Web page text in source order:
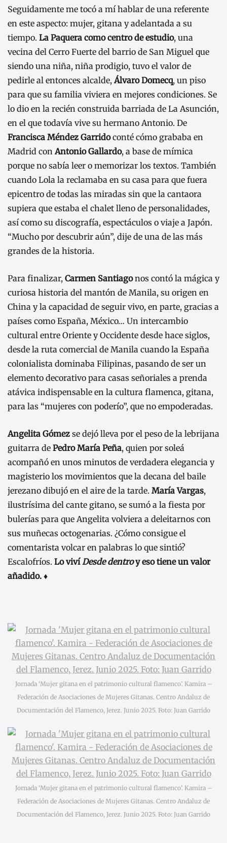
Seguidamente me tocó a mí hablar de una referente
en este aspecto: mujer, gitana y adelantada a su
tiempo. La Paquera como centro de estudio, una
vecina del Cerro Fuerte del barrio de San Miguel que
siendo una niña, niña prodigio, tuvo el valor de
pedirle al entonces alcalde,Álvaro Domecq, un piso
para que su familia viviera en mejores condiciones. Se
lo dio en la recién construida barriada de La Asunción,
en el que todavía vive su hermano Antonio. De
Francisca Méndez Garridoconté cómo grababa en
Madrid conAntonio Gallardo, a base de mímica
porque no sabía leer o memorizar los textos. También
cuando Lola la reclamaba en su casa para que fuera
epicentro de todas las miradas sin que la cantaora
supiera que estaba el chalet lleno de personalidades,
así como su discografía, espectáculos o viaje a Japón.
“Mucho por descubrir aún”, dije de una de las más
grandes de la historia.
Para finalizar, Carmen Santiagonos contó la mágica y
curiosa historia del mantón de Manila, su origen en
China y la capacidad de seguir vivo, en parte, gracias a
países como España, México… Un intercambio
cultural entre Oriente y Occidente desde hace siglos,
desde la ruta comercial de Manila cuando la España
colonialista dominaba Filipinas, pasando de ser un
elemento decorativo para casas señoriales a prenda
atávica indispensable en la cultura flamenca, gitana,
para las “mujeres con poderío”, que no empoderadas.
Angelita Gómez se dejó lleva por el peso de la lebrijana
guitarra de Pedro María Peña, quien por soleá
acompañó en unos minutos de verdadera elegancia y
magisterio los movimientos que la decana del baile
jerezano dibujó en el aire de la tarde. María Vargas,
ilustrísima del cante gitano, se sumó a la fiesta por
bulerías para que Angelita volviera a deleitarnos con
sus muñecas octogenarias. ¿Cómo consigue el
comentarista volcar en palabras lo que sintió?
Escalofríos. Lo viví Desde dentroy eso tiene un valor
añadido. ♦
Jornada ‘Mujer gitana en el patrimonio cultural flamenco’. Kamira –
Federación de Asociaciones de Mujeres Gitanas. Centro Andaluz de
Documentación del Flamenco, Jerez. Junio 2025. Foto: Juan Garrido
Jornada ‘Mujer gitana en el patrimonio cultural flamenco’. Kamira –
Federación de Asociaciones de Mujeres Gitanas. Centro Andaluz de
Documentación del Flamenco, Jerez. Junio 2025. Foto: Juan Garrido